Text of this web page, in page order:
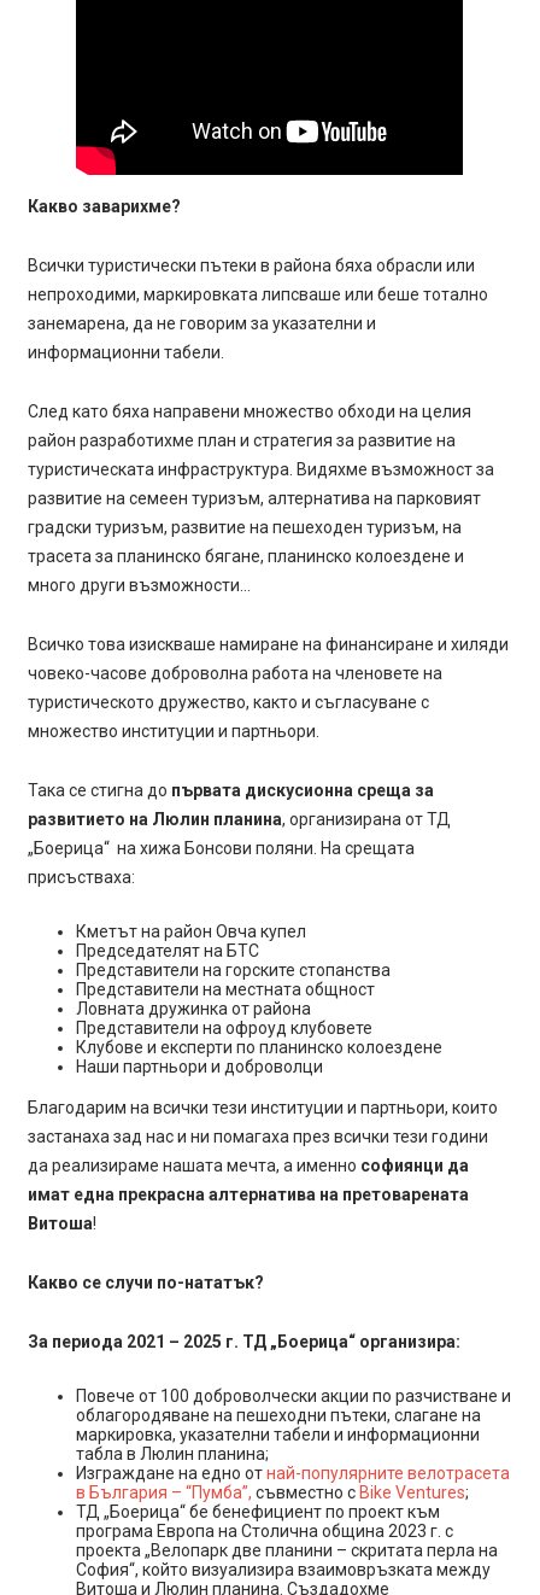
Какво заварихме?
Всички туристически пътеки в района бяха обрасли или
непроходими, маркировката липсваше или беше тотално
занемарена, да не говорим за указателни и
информационни табели.
След като бяха направени множество обходи на целия
район разработихме план и стратегия за развитие на
туристическата инфраструктура. Видяхме възможност за
развитие на семеен туризъм, алтернатива на парковият
градски туризъм, развитие на пешеходен туризъм, на
трасета за планинско бягане, планинско колоездене и
много други възможности…
Всичко това изискваше намиране на финансиране и хиляди
човеко-часове доброволна работа на членовете на
туристическото дружество, както и съгласуване с
множество институции и партньори.
Така се стигна до първата дискусионна среща за
развитието на Люлин планина, организирана от ТД
„Боерица“ на хижа Бонсови поляни. На срещата
присъстваха:
Кметът на район Овча купел
Председателят на БТС
Представители на горските стопанства
Представители на местната общност
Ловната дружинка от района
Представители на офроуд клубовете
Клубове и експерти по планинско колоездене
Наши партньори и доброволци
Благодарим на всички тези институции и партньори, които
застанаха зад нас и ни помагаха през всички тези години
да реализираме нашата мечта, а именно софиянци да
имат една прекрасна алтернатива на претоварената
Витоша!
Какво се случи по-нататък?
За периода 2021 – 2025 г. ТД „Боерица“ организира:
Повече от 100 доброволчески акции по разчистване и
облагородяване на пешеходни пътеки, слагане на
маркировка, указателни табели и информационни
табла в Люлин планина;
Изграждане на едно отнай-популярните велотрасета
в България – “Пумба”, съвместно с Bike Ventures;
ТД „Боерица“ бе бенефициент по проект към
програма Европа на Столична община 2023 г. с
проекта „Велопарк две планини – скритата перла на
София“, който визуализира взаимовръзката между
Витоша и Люлин планина. Създадохме